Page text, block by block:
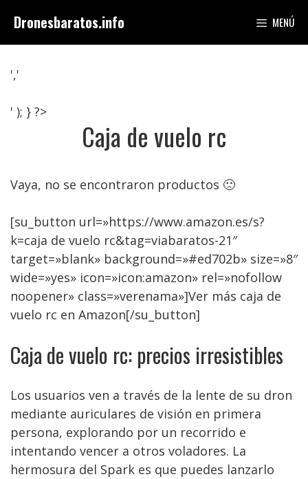
contenido
Dronesbaratos.info MENÚ
','
' ); } ?>
Caja de vuelo rc
Vaya, no se encontraron productos 🙁
[su_button url=»https://www.amazon.es/s?
k=caja de vuelo rc&tag=viabaratos-21″
target=»blank» background=»#ed702b» size=»8″
wide=»yes» icon=»icon:amazon» rel=»nofollow
noopener» class=»verenama»]Ver más caja de
vuelo rc en Amazon[/su_button]
Caja de vuelo rc: precios irresistibles
Los usuarios ven a través de la lente de su dron
mediante auriculares de visión en primera
persona, explorando por un recorrido e
intentando vencer a otros voladores. La
hermosura del Spark es que puedes lanzarlo